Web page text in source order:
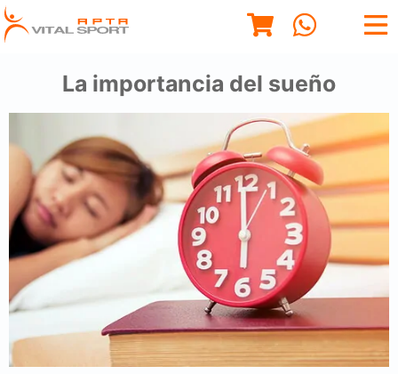
La importancia del sueño